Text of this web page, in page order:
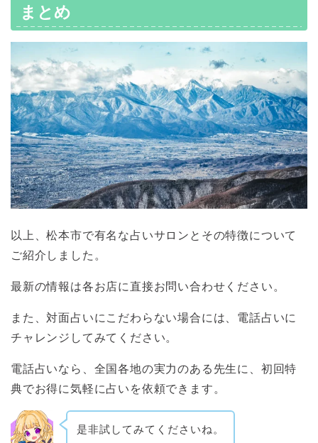
まとめ
以上、松本市で有名な占いサロンとその特徴について
ご紹介しました。
最新の情報は各お店に直接お問い合わせください。
また、対面占いにこだわらない場合には、電話占いに
チャレンジしてみてください。
電話占いなら、全国各地の実力のある先生に、初回特
典でお得に気軽に占いを依頼できます。
是非試してみてくださいね。